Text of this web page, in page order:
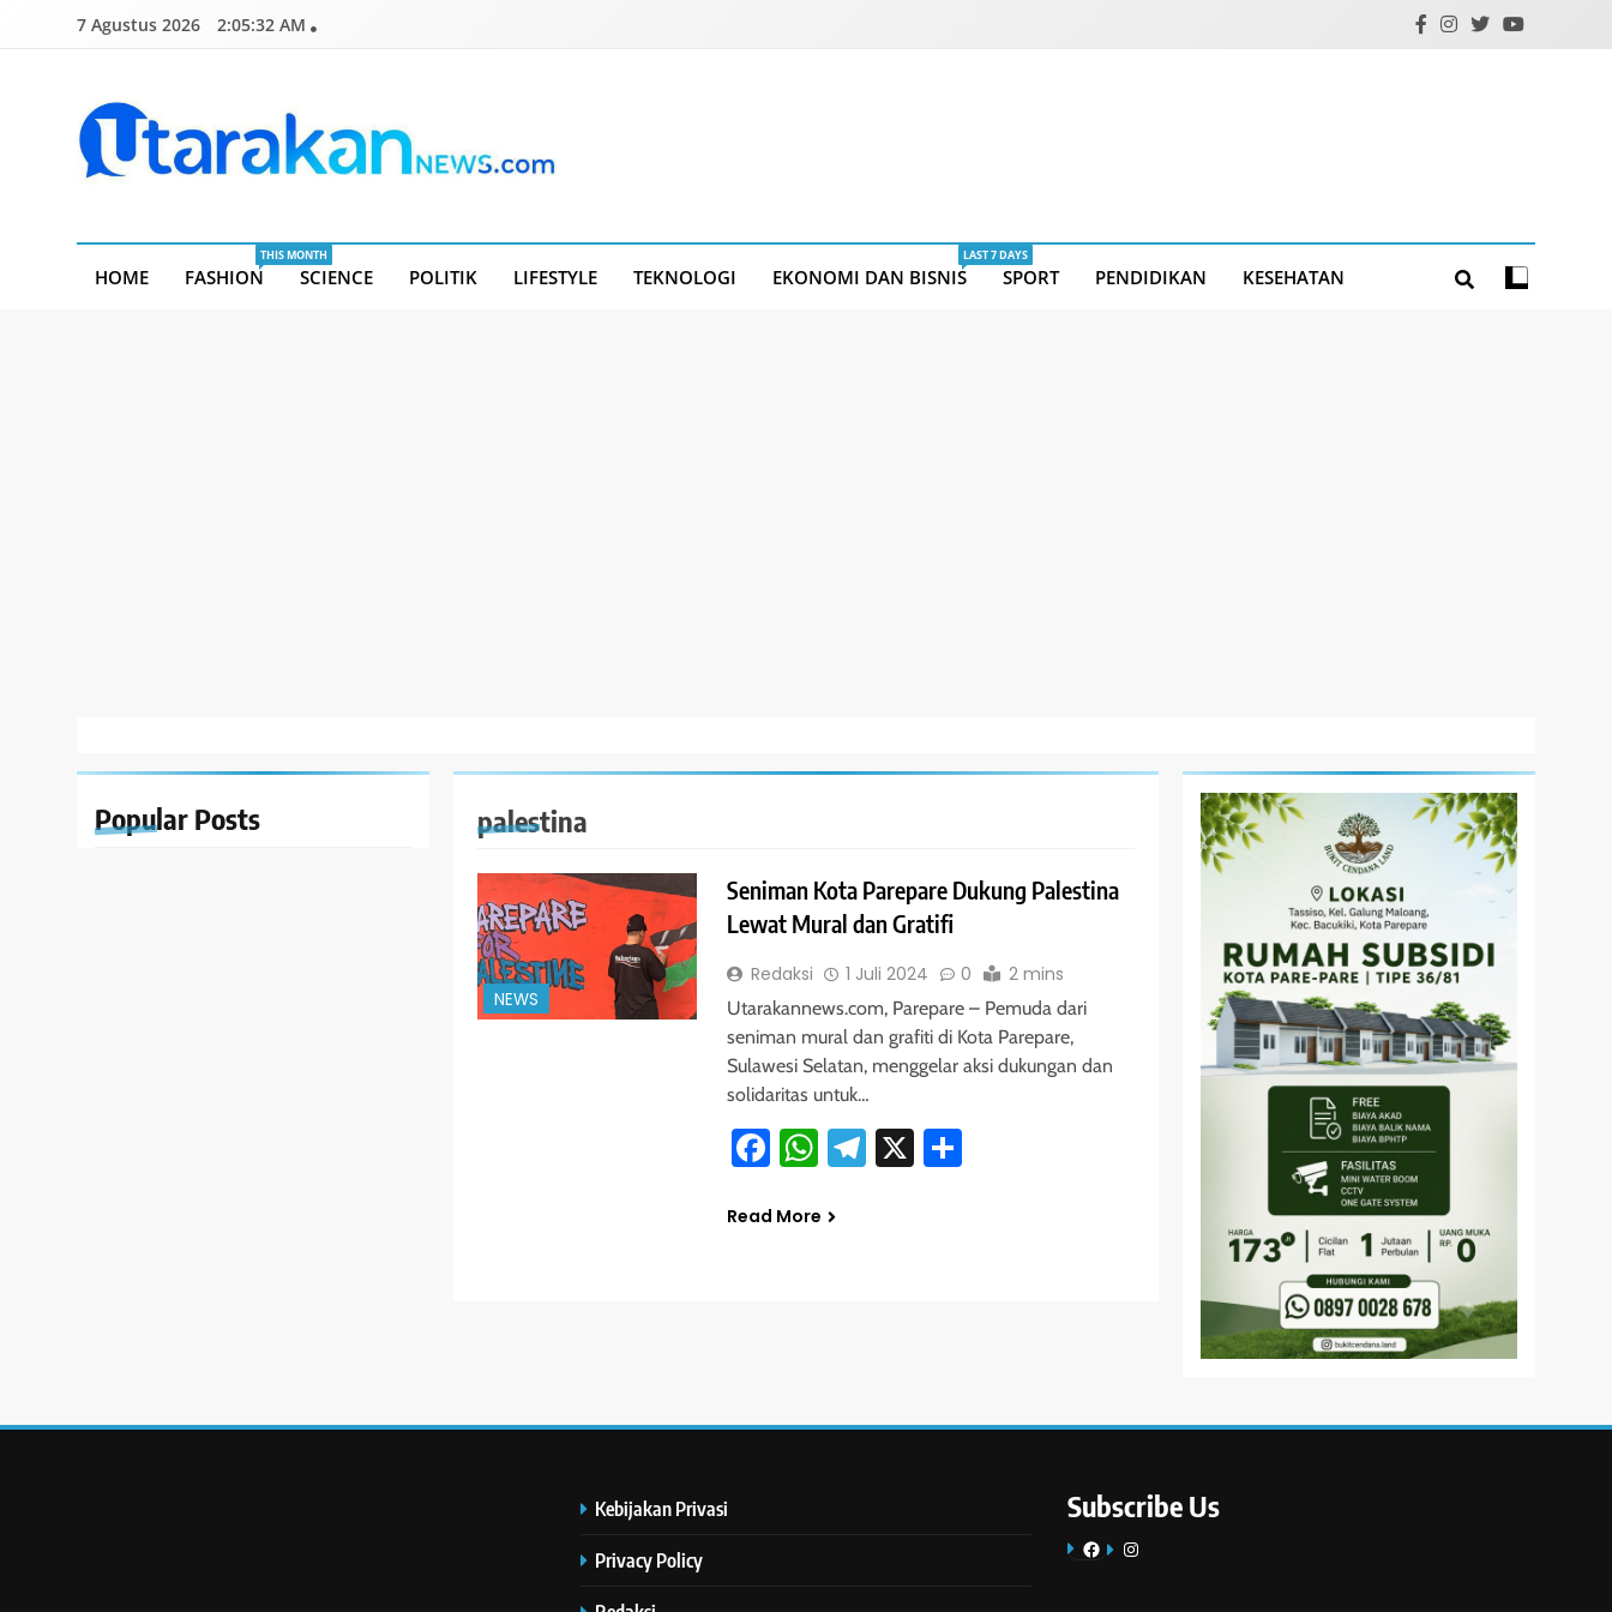
7 Agustus 2026 2:05:33 AM
HOME FASHION
THIS MONTH
SCIENCE POLITIK LIFESTYLE TEKNOLOGI EKONOMI DAN BISNIS
LAST 7 DAYS
SPORT PENDIDIKAN KESEHATAN
Popular Posts palestina
NEWS
Seniman Kota Parepare Dukung Palestina
Lewat Mural dan Gratifi
Redaksi 1 Juli 2024 0 2 mins
Utarakannews.com, Parepare – Pemuda dari
seniman mural dan grafiti di Kota Parepare,
Sulawesi Selatan, menggelar aksi dukungan dan
solidaritas untuk…
Facebook
WhatsApp
Telegram
X Share
Read More
Kebijakan Privasi
Privacy Policy
Subscribe Us
FacebookInstagram